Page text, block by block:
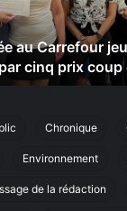
au Carrefour
cinq prix
Chronique
Environnement
de la rédaction